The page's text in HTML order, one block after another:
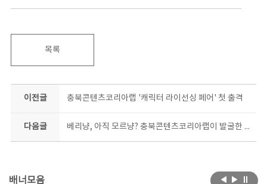
목록
이전글 충북콘텐츠코리아랩 '캐릭터 라이선싱 페어' 첫 출격
다음글 베리냥, 아직 모르냥? 충북콘텐츠코리아랩이 발굴한 캐릭터, 승승장구!
배너모음